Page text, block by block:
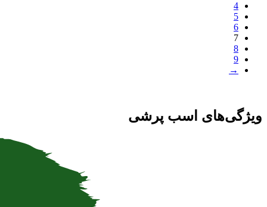
4
5
6
7
8
9
→
ویژگی‌های اسب پرشی